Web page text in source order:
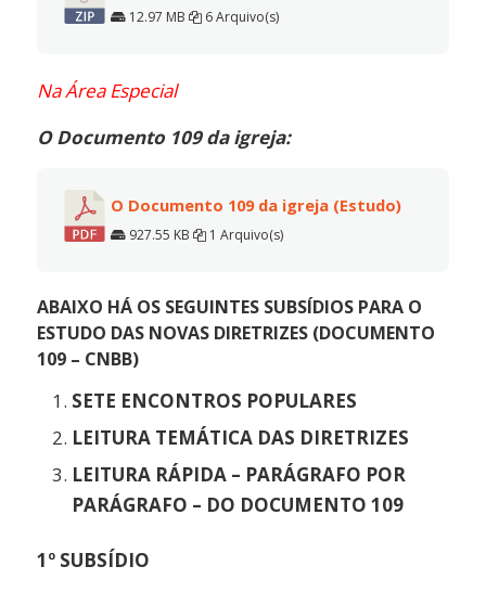
12.97 MB 6 Arquivo(s)
Na Área Especial
O Documento 109 da igreja:
O Documento 109 da igreja (Estudo)
927.55 KB 1 Arquivo(s)
ABAIXO HÁ OS SEGUINTES SUBSÍDIOS PARA O
ESTUDO DAS NOVAS DIRETRIZES (DOCUMENTO
109 – CNBB)
SETE ENCONTROS POPULARES
LEITURA TEMÁTICA DAS DIRETRIZES
LEITURA RÁPIDA – PARÁGRAFO POR
PARÁGRAFO – DO DOCUMENTO 109
1º SUBSÍDIO